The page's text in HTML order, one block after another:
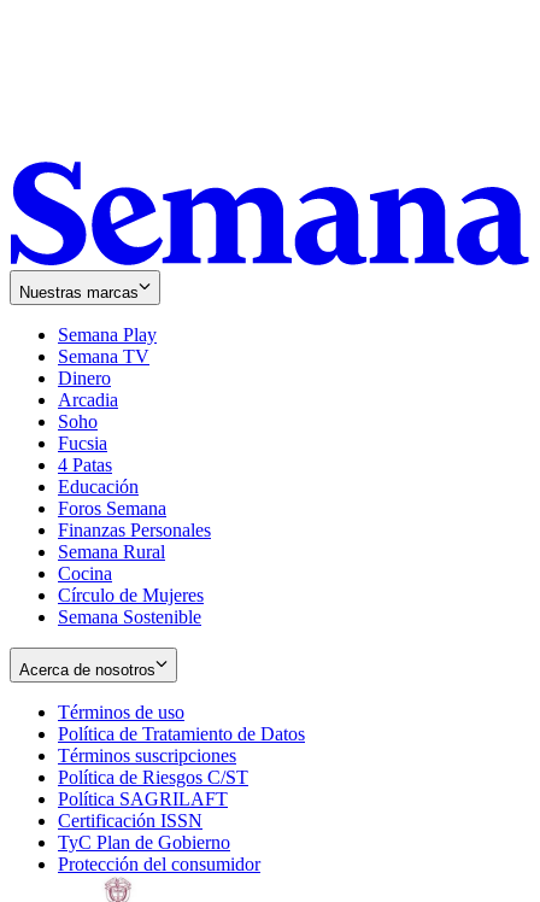
Nuestras marcas
Semana Play
Semana TV
Dinero
Arcadia
Soho
in
new
window
Fucsia
in
new
window
4 Patas
Educación
Foros Semana
Finanzas Personales
Semana Rural
Cocina
Círculo de Mujeres
Semana Sostenible
Acerca de nosotros
Términos de uso
in
new
window
Política de Tratamiento de Datos
Términos suscripciones
in
Política de Riesgos C/ST
Política SAGRILAFT
new
window
Certificación ISSN
in
new
TyC Plan de Gobierno
in
Protección del consumidorOpens